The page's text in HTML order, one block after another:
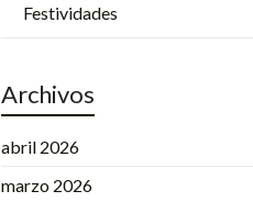
Festividades
Archivos
abril 2026
marzo 2026